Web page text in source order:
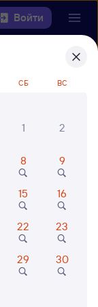
Войти
СБ ВС
1
2
8 9
15 16
22 23
29 30